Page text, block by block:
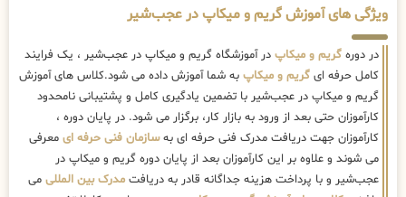
ویژگی های آموزش گریم و میکاپ در عجب‌شیر
در دوره گریم و میکاپ در آموزشگاه گریم و میکاپ در عجب‌شیر ، یک فرایند
کامل حرفه ای گریم و میکاپ به شما آموزش داده می شود.کلاس های آموزش
گریم و میکاپ در عجب‌شیر با تضمین یادگیری کامل و پشتیبانی نامحدود
کارآموزان حتی بعد از ورود به بازار کار، برگزار می شود. در پایان دوره ،
کارآموزان جهت دریافت مدرک فنی حرفه ای بهسازمان فنی حرفه ای معرفی
می شوند و علاوه بر این کارآموزان بعد از پایان دوره گریم و میکاپ در
عجب‌شیر و با پرداخت هزینه جداگانه قادر به دریافت مدرک بین المللی می